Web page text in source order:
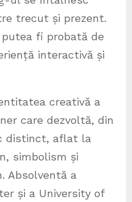
trecut și prezent.
fi probată de
interactivă și
creativă a
care dezvoltă, din
distinct, aflat la
simbolism și
Absolventă a
și a University of